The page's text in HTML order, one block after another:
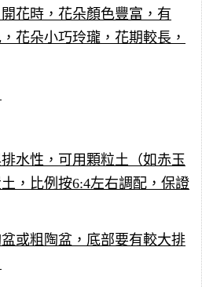
花時，花朵顏色豐富，有
花朵小巧玲瓏，花期較長，
水性，可用顆粒土（如赤玉
，比例按6:4左右調配，保證
或粗陶盆，底部要有較大排